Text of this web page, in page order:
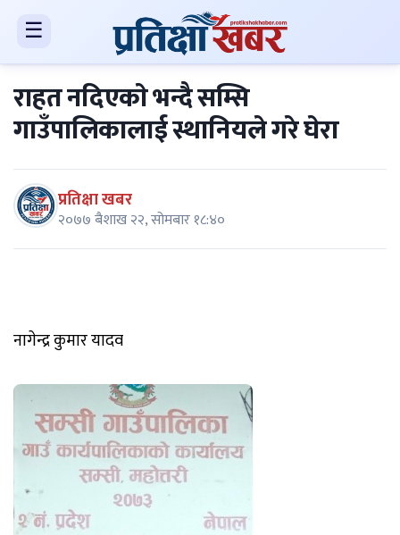
☰
राहत नदिएकाे भन्दै सम्सि
गाउँपालिकालाई स्थानियले गरे घेरा
प्रतिक्षा खबर
२०७७ बैशाख २२, सोमबार १८:४०
नागेन्द्र कुमार यादव